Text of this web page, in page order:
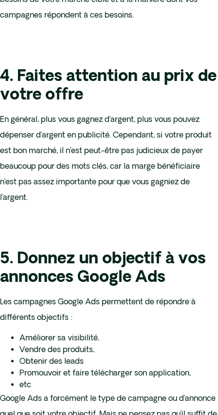
campagnes répondent à ces besoins.
4. Faites attention au prix de
votre offre
En général, plus vous gagnez d’argent, plus vous pouvez
dépenser d’argent en publicité. Cependant, si votre produit
est bon marché, il n’est peut-être pas judicieux de payer
beaucoup pour des mots clés, car la marge bénéficiaire
n’est pas assez importante pour que vous gagniez de
l’argent.
5. Donnez un objectif à vos
annonces Google Ads
Les campagnes Google Ads permettent de répondre à
différents objectifs :
Améliorer sa visibilité,
Vendre des produits,
Obtenir des leads
Promouvoir et faire télécharger son application,
etc
Google Ads a forcément le type de campagne ou d’annonce